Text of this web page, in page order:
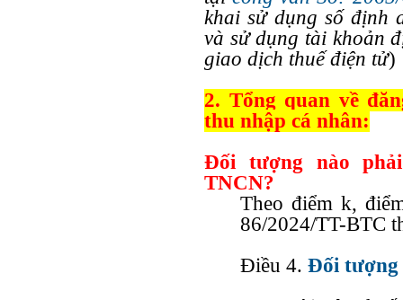
khai sử dụng số định
và sử dụng tài khoản
giao dịch thuế điện tử)
2. Tổng quan về
thu nhập cá nhân:
Đối tượng nào
TNCN?
Theo điểm k,
86/2024/TT-BTC
Điều 4. Đối tượng